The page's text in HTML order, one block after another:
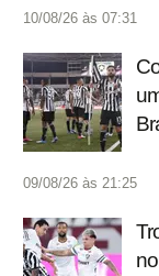
10/08/26 às 07:31
09/08/26 às 21:25